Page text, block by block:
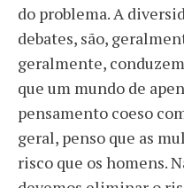
do problema. A
debates, são,
geralmente,
que um mundo de
pensamento coeso
geral, penso que as
risco que os homens.